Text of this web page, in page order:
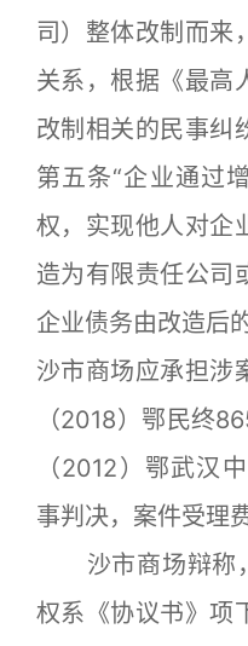
司）整体改制而来
关系，根据《最高
改制相关的民事纠
第五条“企业通过
权，实现他人对企
造为有限责任公司
企业债务由改造后
沙市商场应承担涉
（2018）鄂民终
（2012）鄂武汉
事判决，案件受理
沙市商场辩称
权系《协议书》项